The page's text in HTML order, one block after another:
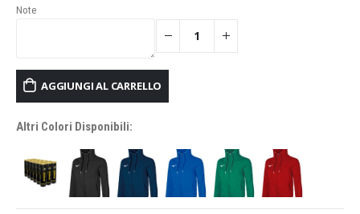
Note
AGGIUNGI AL CARRELLO
Altri Colori Disponibili: